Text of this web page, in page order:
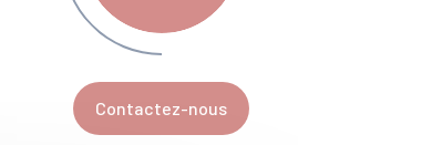
Contactez-nous